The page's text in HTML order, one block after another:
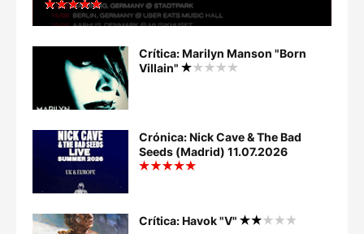
Crítica: Marilyn Manson "Born
Villain"
Crónica: Nick Cave & The Bad
Seeds (Madrid) 11.07.2026
Crítica: Havok "V"